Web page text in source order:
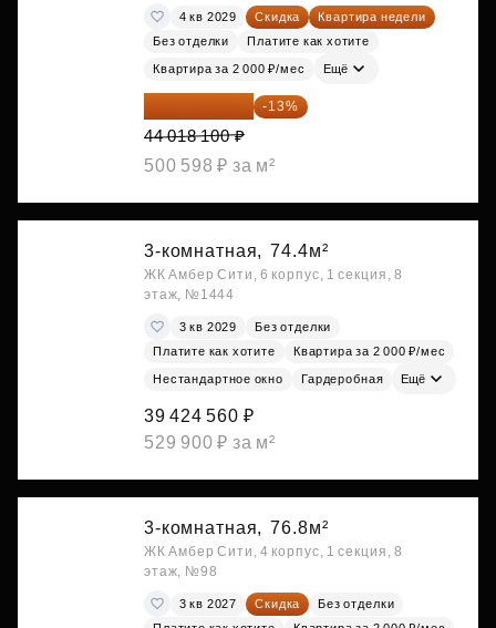
4 кв 2029 Скидка
Квартира недели
Без отделки
Платите как хотите
Квартира за 2 000 ₽/мес Ещё
38 295 747 ₽ -13%
44 018 100 ₽
500 598 ₽ за м²
3-комнатная, 74.4м²
ЖК Амбер Сити, 6 корпус, 1 секция, 8
этаж, №1444
3 кв 2029
Без отделки
Платите как хотите
Квартира за 2 000 ₽/мес
Нестандартное окно Гардеробная Ещё
39 424 560 ₽
529 900 ₽ за м²
3-комнатная, 76.8м²
ЖК Амбер Сити, 4 корпус, 1 секция, 8
этаж, №98
3 кв 2027 Скидка
Без отделки